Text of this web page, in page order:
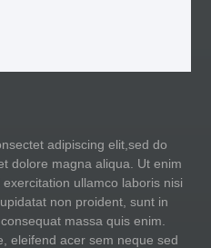
adipiscing elit,sed do
dolore magna aliqua. Ut enim
ullamco laboris nisi
non proident, sunt in
massa quis enim.
eleifend acer sem neque sed